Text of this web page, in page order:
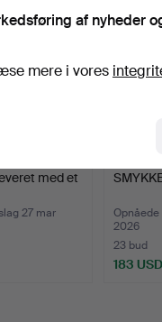
med et
27 mar
2026
23 bud
183 USD
af nyheder
mere i vores